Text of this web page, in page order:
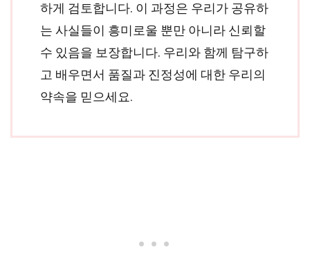
하게 검토합니다. 이 과정은 우리가 공유하
는 사실들이 흥미로울 뿐만 아니라 신뢰할
수 있음을 보장합니다. 우리와 함께 탐구하
고 배우면서 품질과 진정성에 대한 우리의
약속을 믿으세요.